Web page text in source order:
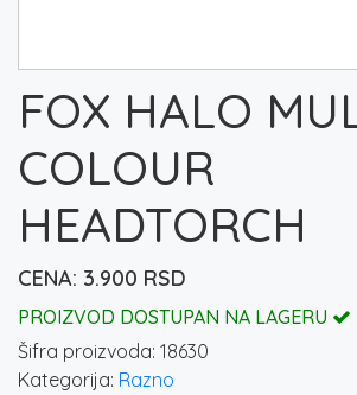
FOX HALO
COLOUR
HEADTORCH
3.900 RSD
PROIZVOD DOSTUPAN NA LAGERU
Šifra proizvoda: 18630
Kategorija: Razno